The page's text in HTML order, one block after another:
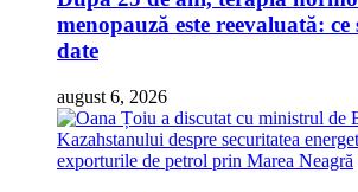
menopauză este reevaluată:
date
august 6, 2026